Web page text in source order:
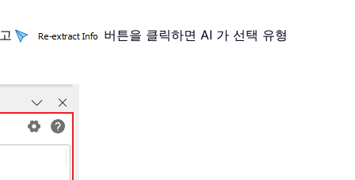
버튼을 클릭하면 AI 가 선택 유형